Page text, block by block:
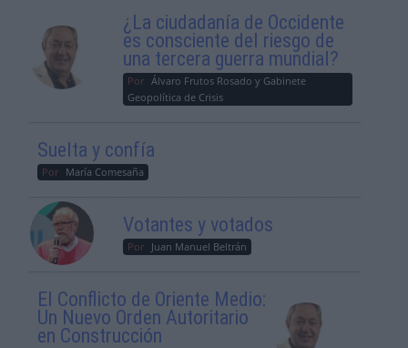
¿La ciudadanía de Occidente
es consciente del riesgo de
una tercera guerra mundial?
Por Álvaro Frutos Rosado y Gabinete
Geopolítica de Crisis
Suelta y confía
Por María Comesaña
Votantes y votados
Por Juan Manuel Beltrán
El Conflicto de Oriente Medio:
Un Nuevo Orden Autoritario
en Construcción